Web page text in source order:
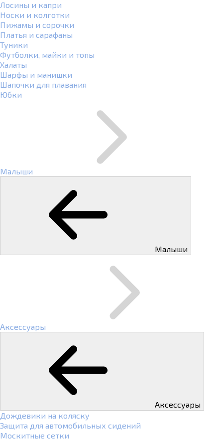
Лосины и капри
Носки и колготки
Пижамы и сорочки
Платья и сарафаны
Туники
Футболки, майки и топы
Халаты
Шарфы и манишки
Шапочки для плавания
Юбки
Малыши
Малыши
Аксессуары
Аксессуары
Дождевики на коляску
Защита для автомобильных сидений
Москитные сетки